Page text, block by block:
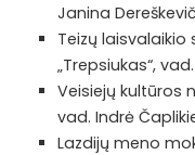
Janina
Teizų laisvalaikio
„Trepsiukas“,
Veisiejų kultūros
vad. Indrė
Lazdijų meno